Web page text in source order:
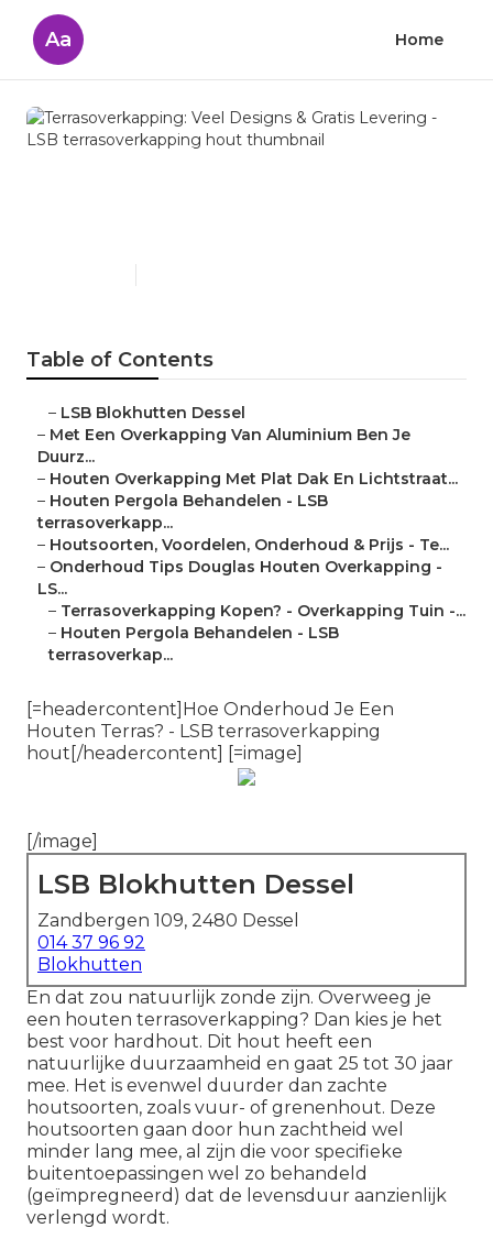
Aa Home
Terrasoverkapping: Veel
Table of Contents
– LSB Blokhutten Dessel
– Met Een Overkapping Van Aluminium Ben Je
Duurz...
– Houten Overkapping Met Plat Dak En Lichtstraat...
– Houten Pergola Behandelen - LSB
terrasoverkapp...
– Houtsoorten, Voordelen, Onderhoud & Prijs - Te...
– Onderhoud Tips Douglas Houten Overkapping -
LS...
– Terrasoverkapping Kopen? - Overkapping Tuin -...
– Houten Pergola Behandelen - LSB
terrasoverkap...
[=headercontent]Hoe Onderhoud Je Een
Houten Terras? - LSB terrasoverkapping
hout[/headercontent] [=image]
[/image]
LSB Blokhutten Dessel
Zandbergen 109, 2480 Dessel
014 37 96 92
Blokhutten
En dat zou natuurlijk zonde zijn. Overweeg je
een houten terrasoverkapping? Dan kies je het
best voor hardhout. Dit hout heeft een
natuurlijke duurzaamheid en gaat 25 tot 30 jaar
mee. Het is evenwel duurder dan zachte
houtsoorten, zoals vuur- of grenenhout. Deze
houtsoorten gaan door hun zachtheid wel
minder lang mee, al zijn die voor specifieke
buitentoepassingen wel zo behandeld
(geïmpregneerd) dat de levensduur aanzienlijk
verlengd wordt.